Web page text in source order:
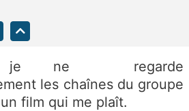
je ne regarde
les chaînes du groupe
film qui me plaît.